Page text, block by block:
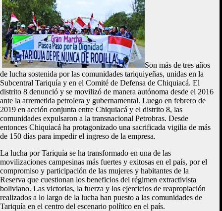
Son más de tres años
de lucha sostenida por las comunidades tariquiyeñas, unidas en la
Subcentral Tariquía y en el Comité de Defensa de Chiquiacá. El
distrito 8 denunció y se movilizó de manera autónoma desde el 2016
ante la arremetida petrolera y gubernamental. Luego en febrero de
2019 en acción conjunta entre Chiquiacá y el distrito 8, las
comunidades expulsaron a la transnacional Petrobras. Desde
entonces Chiquiacá ha protagonizado una sacrificada vigilia de más
de 150 días para impedir el ingreso de la empresa.
La lucha por Tariquía se ha transformado en una de las
movilizaciones campesinas más fuertes y exitosas en el país, por el
compromiso y participación de las mujeres y habitantes de la
Reserva que cuestionan los beneficios del régimen extractivista
boliviano. Las victorias, la fuerza y los ejercicios de reapropiación
realizados a lo largo de la lucha han puesto a las comunidades de
Tariquía en el centro del escenario político en el país.